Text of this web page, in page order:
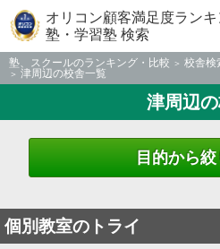
オリコン顧客満足度ラン
塾・学習塾 検索
塾、スクールのランキング・比較 校舎検
津周辺の校舎一覧
津周辺
目的から
個別教室のトライ